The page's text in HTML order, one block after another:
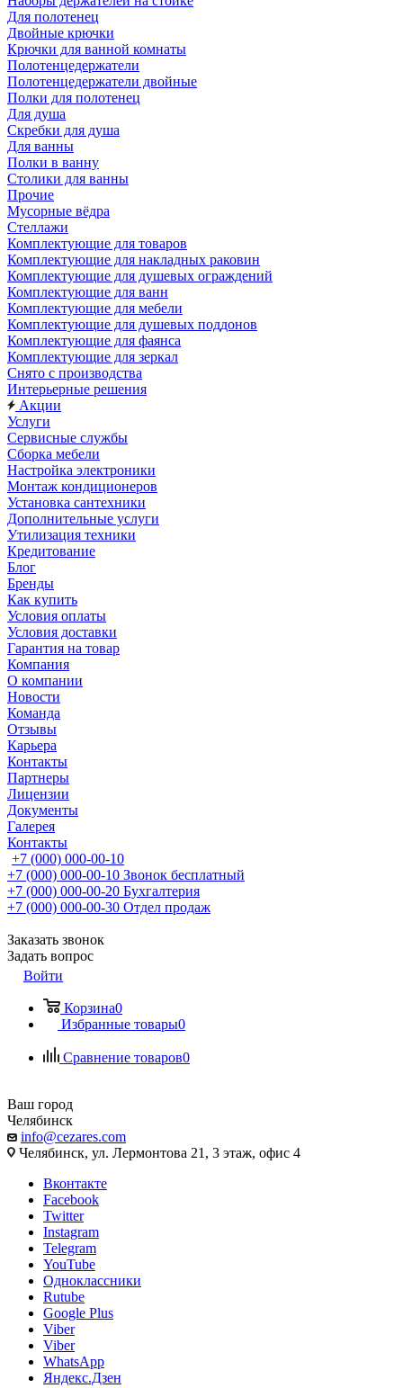
Для полотенец
Двойные крючки
Крючки для ванной комнаты
Полотенцедержатели
Полотенцедержатели двойные
Полки для полотенец
Для душа
Скребки для душа
Для ванны
Полки в ванну
Столики для ванны
Прочие
Мусорные вёдра
Стеллажи
Комплектующие для товаров
Комплектующие для накладных раковин
Комплектующие для душевых ограждений
Комплектующие для ванн
Комплектующие для мебели
Комплектующие для душевых поддонов
Комплектующие для фаянса
Комплектующие для зеркал
Снято с производства
Интерьерные решения
Акции
Услуги
Сервисные службы
Сборка мебели
Настройка электроники
Монтаж кондиционеров
Установка сантехники
Дополнительные услуги
Утилизация техники
Кредитование
Блог
Бренды
Как купить
Условия оплаты
Условия доставки
Гарантия на товар
Компания
О компании
Новости
Команда
Отзывы
Карьера
Контакты
Партнеры
Лицензии
Документы
Галерея
Контакты
+7 (000) 000-00-10
+7 (000) 000-00-10 Звонок бесплатный
+7 (000) 000-00-20 Бухгалтерия
+7 (000) 000-00-30 Отдел продаж
Заказать звонок
Задать вопрос
Войти
Корзина0
Избранные товары0
Сравнение товаров0
Ваш город
Челябинск
info@cezares.com
Челябинск, ул. Лермонтова 21, 3 этаж, офис 4
Вконтакте
Facebook
Twitter
Instagram
Telegram
YouTube
Одноклассники
Rutube
Google Plus
Viber
Viber
WhatsApp
Яндекс.Дзен